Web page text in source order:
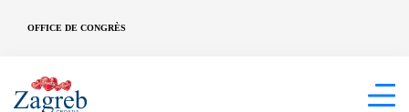
OFFICE DE CONGRÈS